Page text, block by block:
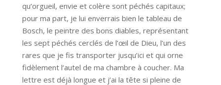
qu’orgueil, envie et colère sont péchés capitaux;
pour ma part, je lui enverrais bien le tableau de
Bosch, le peintre des bons diables, représentant
les sept péchés cerclés de l’œil de Dieu, l’un des
rares que je fis transporter jusqu’ici et qui orne
fidèlement l’autel de ma chambre à coucher. Ma
lettre est déjà longue et j’ai la tête si pleine de